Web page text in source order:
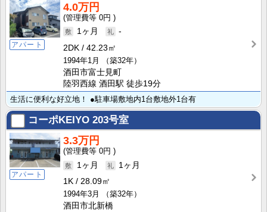
アパート
4.0万円
0円
1ヶ月
-
2DK
42.23㎡
1994年1月
（築32年）
酒田市富士見町
陸羽西線 酒田駅 徒歩19分
生活に便利な好立地！ ●駐車場敷地内1台敷地外1台有
コーポKEIYO 203号室
アパート
3.3万円
0円
1ヶ月
1ヶ月
1K
28.09㎡
1994年3月
（築32年）
酒田市北新橋